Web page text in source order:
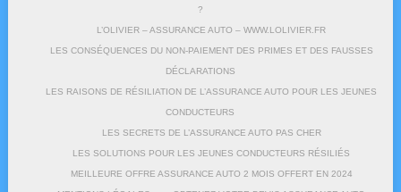
?
L’OLIVIER – ASSURANCE AUTO – WWW.LOLIVIER.FR
LES CONSÉQUENCES DU NON-PAIEMENT DES PRIMES ET DES FAUSSES
DÉCLARATIONS
LES RAISONS DE RÉSILIATION DE L’ASSURANCE AUTO POUR LES JEUNES
CONDUCTEURS
LES SECRETS DE L’ASSURANCE AUTO PAS CHER
LES SOLUTIONS POUR LES JEUNES CONDUCTEURS RÉSILIÉS
MEILLEURE OFFRE ASSURANCE AUTO 2 MOIS OFFERT EN 2024